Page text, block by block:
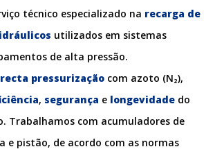
técnico especializado na recarga de
utilizados em sistemas
de alta pressão.
pressurização com azoto (N₂),
, segurança e longevidade do
Trabalhamos com acumuladores de
e pistão, de acordo com as normas